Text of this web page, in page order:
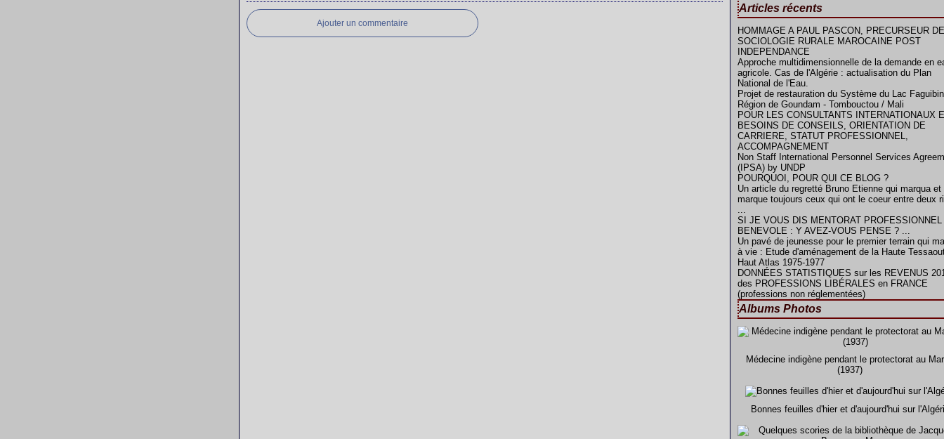
Ajouter un commentaire
Articles récents
HOMMAGE A PAUL PASCON, PRECURSEUR
SOCIOLOGIE RURALE MAROCAINE POST
INDEPENDANCE
Approche multidimensionnelle de la demande en
agricole. Cas de l'Algérie : actualisation du Plan
National de l'Eau.
Projet de restauration du Système du Lac
Région de Goundam - Tombouctou / Mali
POUR LES CONSULTANTS INTERNATIONAUX
BESOINS DE CONSEILS, ORIENTATION DE
CARRIERE, STATUT PROFESSIONNEL,
ACCOMPAGNEMENT
Non Staff International Personnel Services
(IPSA) by UNDP
POURQUOI, POUR QUI CE BLOG ?
Un article du regretté Bruno Etienne qui marqua et
marque toujours ceux qui ont le coeur entre deux
...
SI JE VOUS DIS MENTORAT PROFESSIONNEL
BENEVOLE : Y AVEZ-VOUS PENSE ? ...
Un pavé de jeunesse pour le premier terrain qui
à vie : Etude d'aménagement de la Haute
Haut Atlas 1975-1977
DONNÉES STATISTIQUES sur les REVENUS
des PROFESSIONS LIBÉRALES en FRANCE
(professions non réglementées)
Albums Photos
Médecine indigène pendant le protectorat au
(1937)
Bonnes feuilles d'hier et d'aujourd'hui sur